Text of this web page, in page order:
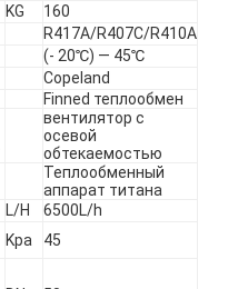
KG
160
R417A/R407C/R410A
(- 20℃) — 45℃
Copeland
Finned теплообмен
вентилятор с
осевой
обтекаемостью
Теплообменный
аппарат титана
L/H
6500L/h
Kpa
45